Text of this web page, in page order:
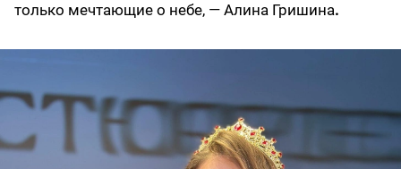
только мечтающие о небе, — Алина Гришина.